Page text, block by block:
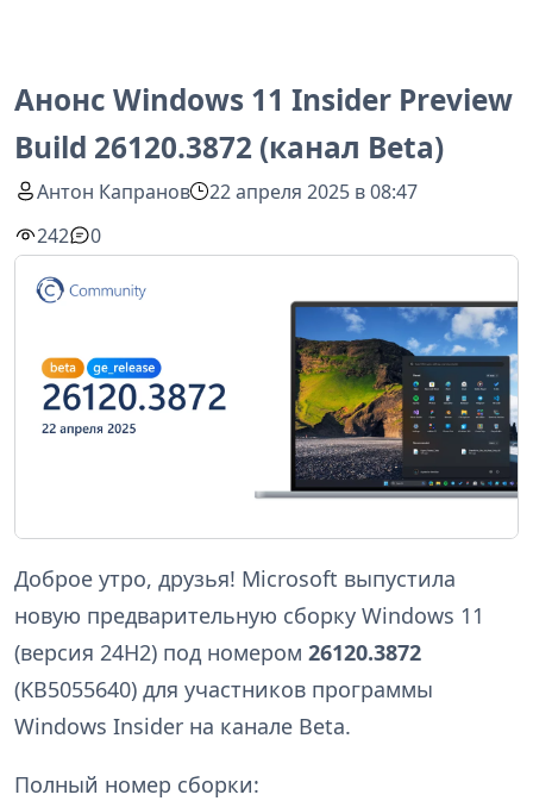
Анонс Windows 11 Insider Preview
Build 26120.3872 (канал Beta)
Антон Капранов
22 апреля 2025 в 08:47
242
0
Доброе утро, друзья! Microsoft выпустила
новую предварительную сборку Windows 11
(версия 24H2) под номером 26120.3872
(KB5055640) для участников программы
Windows Insider на канале Beta.
Полный номер сборки: